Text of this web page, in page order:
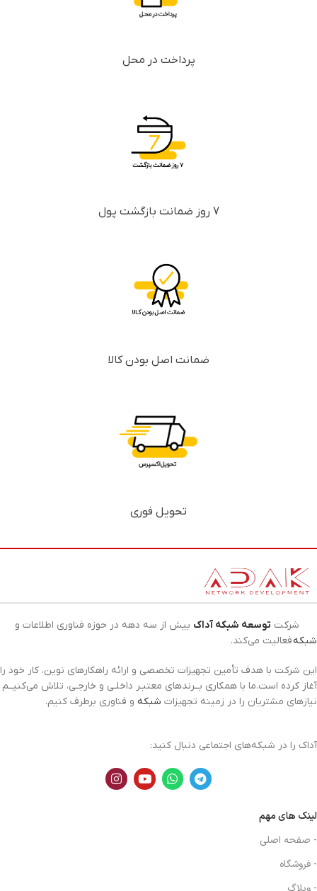
پرداخت در محل
7 روز ضمانت بازگشت پول
ضمانت اصل بودن کالا
تحویل فوری
شرکت توسعه شبکه آداک بیش از سه دهه در حوزه فناوری اطلاعات و
شبکهفعالیت می‌کند.
این شرکت با هدف تأمین تجهیزات تخصصی و ارائه راهکارهای نوین، کار خود را
آغاز کرده است.ما با همکاری بــرندهای معتبـر داخلـی و خارجـی، تلاش می‌کنیــم
نیازهای مشتریان را در زمینه تجهیزات شبکه و فناوری برطرف کنیم.
آداک را در شبکه‌های اجتماعی دنبال کنید:
لینک های مهم
- صفحه اصلی
- فروشگاه